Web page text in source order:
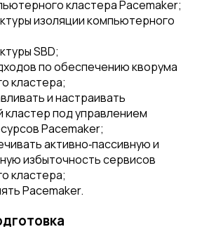
кластера Pacemaker;
изоляции компьютерного
SBD;
по обеспечению кворума
кластера;
и настраивать
под управлением
Pacemaker;
активно‑пассивную и
избыточность сервисов
кластера;
Pacemaker.